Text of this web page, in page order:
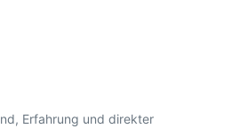
Erfahrung und direkter